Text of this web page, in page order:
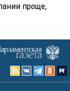
проще,